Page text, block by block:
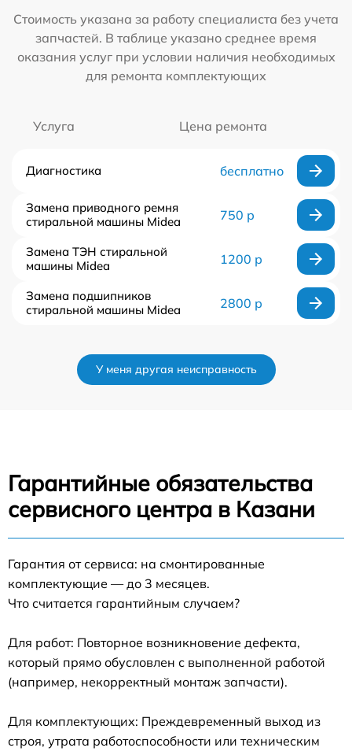
Стоимость указана за работу специалиста без учета
запчастей. В таблице указано среднее время
оказания услуг при условии наличия необходимых
для ремонта комплектующих
Услуга Цена ремонта
Диагностика бесплатно
Замена приводного ремня
стиральной машины Midea
750 р
Замена ТЭН стиральной
машины Midea
1200 р
Замена подшипников
стиральной машины Midea
2800 р
У меня другая неисправность
Гарантийные обязательства
сервисного центра в Казани
Гарантия от сервиса: на смонтированные
комплектующие — до 3 месяцев.
Что считается гарантийным случаем?
Для работ: Повторное возникновение дефекта,
который прямо обусловлен с выполненной работой
(например, некорректный монтаж запчасти).
Для комплектующих: Преждевременный выход из
строя, утрата работоспособности или техническим